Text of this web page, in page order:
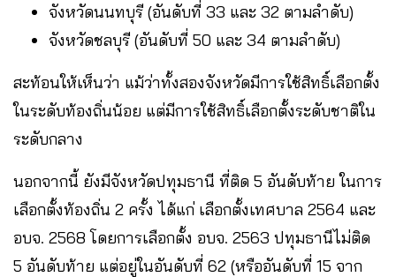
จังหวัดนนทบุรี (อันดับที่ 33 และ 32 ตามลำดับ)
จังหวัดชลบุรี (อันดับที่ 50 และ 34 ตามลำดับ)
สะท้อนให้เห็นว่า แม้ว่าทั้งสองจังหวัดมีการใช้สิทธิ์เลือกตั้ง
ในระดับท้องถิ่นน้อย แต่มีการใช้สิทธิ์เลือกตั้งระดับชาติใน
ระดับกลาง
นอกจากนี้ ยังมีจังหวัดปทุมธานี ที่ติด 5 อันดับท้าย ในการ
เลือกตั้งท้องถิ่น 2 ครั้ง ได้แก่ เลือกตั้งเทศบาล 2564 และ
อบจ. 2568 โดยการเลือกตั้ง อบจ. 2563 ปทุมธานีไม่ติด
5 อันดับท้าย แต่อยู่ในอันดับที่ 62 (หรืออันดับที่ 15 จาก